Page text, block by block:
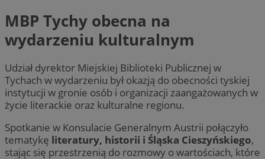
MBP Tychy obecna na
wydarzeniu kulturalnym
Udział dyrektor Miejskiej Biblioteki Publicznej w
Tychach w wydarzeniu był okazją do obecności tyskiej
instytucji w gronie osób i organizacji zaangażowanych w
życie literackie oraz kulturalne regionu.
Spotkanie w Konsulacie Generalnym Austrii połączyło
tematykę literatury, historii i Śląska Cieszyńskiego,
stając się przestrzenią do rozmowy o wartościach, które